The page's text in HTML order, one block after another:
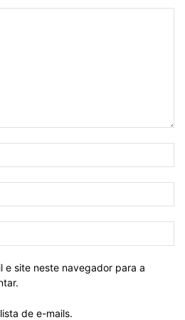
e site neste navegador para a
de e-mails.